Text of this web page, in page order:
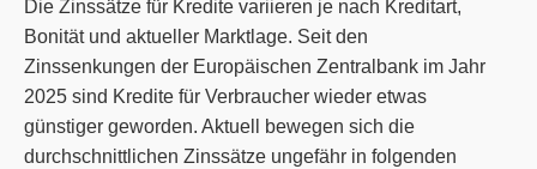
Die Zinssätze für Kredite variieren je nach Kreditart,
Bonität und aktueller Marktlage. Seit den
Zinssenkungen der Europäischen Zentralbank im Jahr
2025 sind Kredite für Verbraucher wieder etwas
günstiger geworden. Aktuell bewegen sich die
durchschnittlichen Zinssätze ungefähr in folgenden